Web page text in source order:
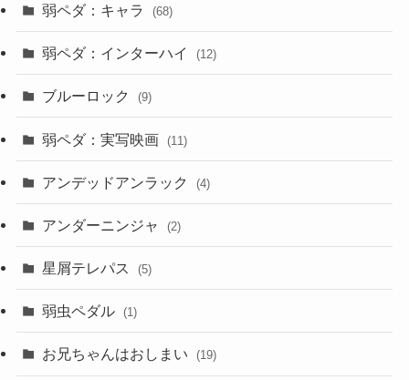
弱ペダ：キャラ (68)
弱ペダ：インターハイ (12)
ブルーロック (9)
弱ペダ：実写映画 (11)
アンデッドアンラック (4)
アンダーニンジャ (2)
星屑テレパス (5)
弱虫ペダル (1)
お兄ちゃんはおしまい (19)